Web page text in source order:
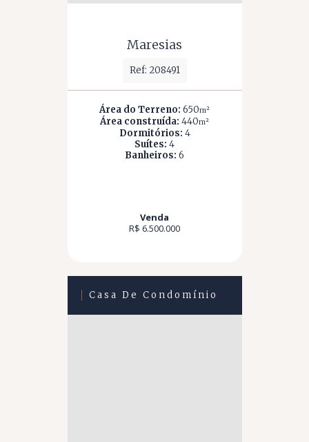
Maresias
Ref: 208491
Área do Terreno: 650m²
Área construída: 440m²
Dormitórios: 4
Suítes: 4
Banheiros: 6
Venda
R$ 6.500.000
Casa De Condomínio